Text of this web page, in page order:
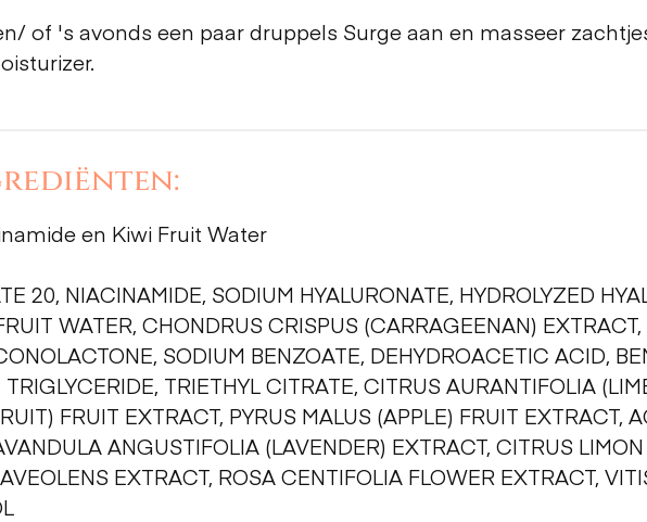
of 's avonds een paar druppels Surge aan en masseer
en Kiwi Fruit Water
20, NIACINAMIDE, SODIUM HYALURONATE, HYDROLYZED
WATER, CHONDRUS CRISPUS (CARRAGEENAN)
SODIUM BENZOATE, DEHYDROACETIC ACID,
TRIETHYL CITRATE, CITRUS AURANTIFOLIA
FRUIT EXTRACT, PYRUS MALUS (APPLE) FRUIT EXTRACT,
ANGUSTIFOLIA (LAVENDER) EXTRACT, CITRUS
EXTRACT, ROSA CENTIFOLIA FLOWER EXTRACT,